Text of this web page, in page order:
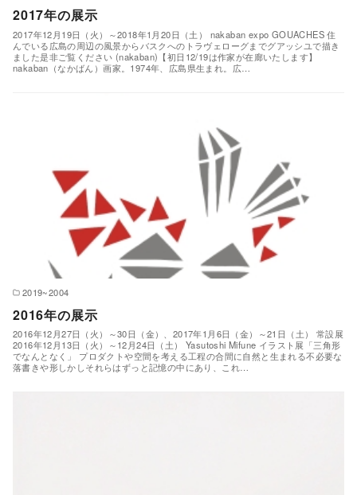
2017年の展示
2017年12月19日（火）～2018年1月20日（土） nakaban expo GOUACHES 住
んでいる広島の周辺の風景からバスクへのトラヴェローグまでグアッシユで描き
ました是非ご覧ください (nakaban)【初日12/19は作家が在廊いたします】
nakaban（なかばん）画家。1974年、広島県生まれ。広…
2019~2004
2016年の展示
2016年12月27日（火）～30日（金）、2017年1月6日（金）～21日（土） 常設展
2016年12月13日（火）～12月24日（土） Yasutoshi Mifune イラスト展「三角形
でなんとなく」 プロダクトや空間を考える工程の合間に自然と生まれる不必要な
落書きや形しかしそれらはずっと記憶の中にあり、これ…